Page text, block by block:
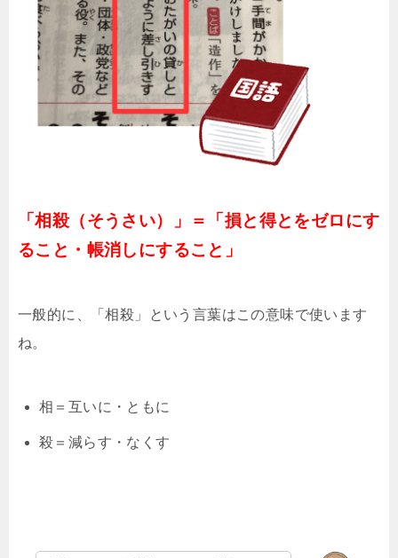
「相殺（そうさい）」＝「損と得とをゼロにす
ること・帳消しにすること」
一般的に、「相殺」という言葉はこの意味で使います
ね。
相＝互いに・ともに
殺＝減らす・なくす